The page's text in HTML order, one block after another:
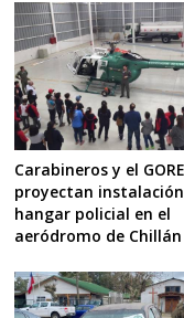
Carabineros y el GORE
proyectan
hangar policial en el
aeródromo de Chillán